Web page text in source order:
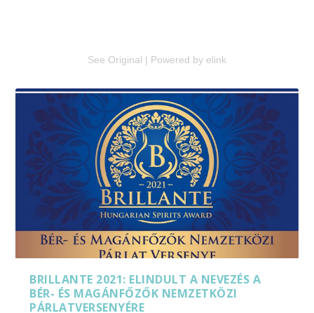
See Original | Powered by elink
BRILLANTE 2021: ELINDULT A NEVEZÉS A
BÉR- ÉS MAGÁNFŐZŐK NEMZETKÖZI
PÁRLATVERSENYÉRE